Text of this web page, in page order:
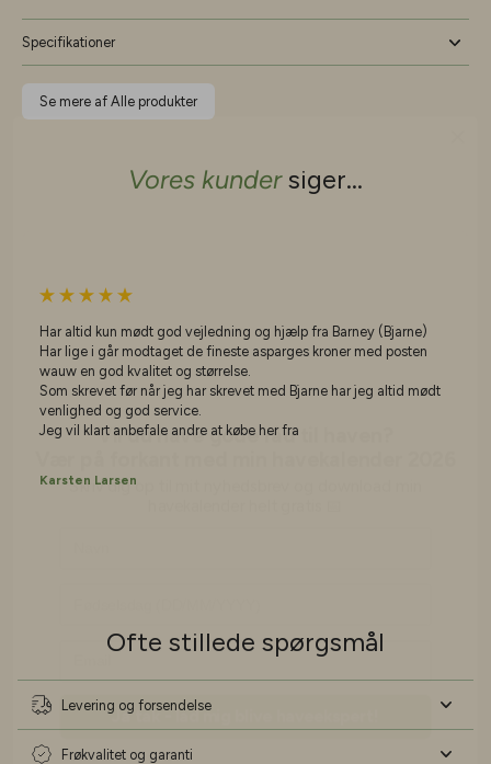
Specifikationer
Se mere af Alle produkter
Vores kundersiger...
Har altid kun mødt god vejledning og hjælp fra Barney (Bjarne)
Har lige i går modtaget de fineste asparges kroner med posten
wauw en god kvalitet og størrelse.
Som skrevet før når jeg har skrevet med Bjarne har jeg altid mødt
venlighed og god service.
Jeg vil klart anbefale andre at købe her fra
Karsten Larsen
Ofte stillede spørgsmål
Levering og forsendelse
Frøkvalitet og garanti
Vil du have gode råd til haven?
Vær på forkant med min havekalender 2026
Skriv dig op til mit nyhedsbrev og download min
havekalender helt gratis 📅
Ja tak - lad mig blive haveekspert!
Nej tak - jeg har styr på det!